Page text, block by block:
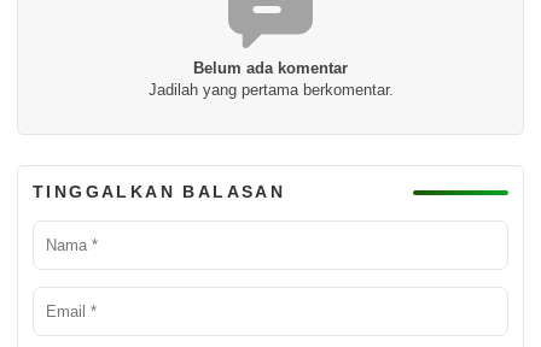
Belum ada komentar
Jadilah yang pertama berkomentar.
TINGGALKAN BALASAN